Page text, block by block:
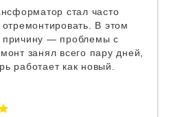
стал часто
В этом
причину — проблемы с
занял всего пару дней,
работает как новый.